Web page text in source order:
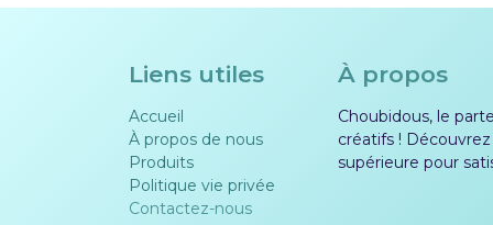
Liens utiles
Accueil
À propos de nous
Produits
Politique vie privée​​
Contactez-nous
À propos
Choubidous, le
créatifs !
supérieure pour